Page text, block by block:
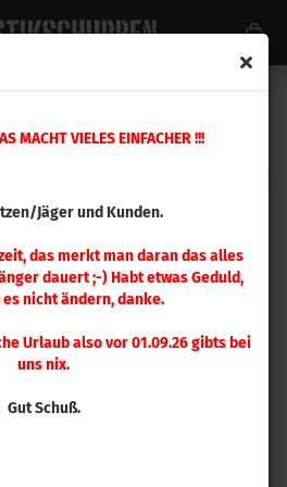
MACHT VIELES EINFACHER !!!
Jäger und Kunden.
das merkt man daran das alles
dauert ;-) Habt etwas Geduld,
nicht ändern, danke.
Urlaub also vor 01.09.26 gibts bei
uns nix.
Gut Schuß.